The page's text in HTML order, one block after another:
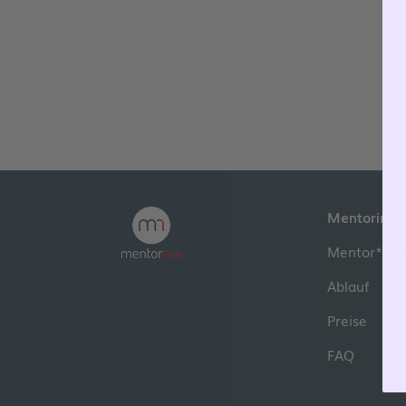
Mentoring-
Mentor*in
Ablauf
Preise
FAQ